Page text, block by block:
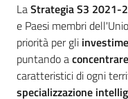
LaStrategia S3 2021-
e Paesi membri
priorità per gli
puntando a
caratteristici di ogni
specializzazione